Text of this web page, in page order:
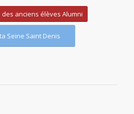
des anciens élèves Alumni
Seine Saint Denis